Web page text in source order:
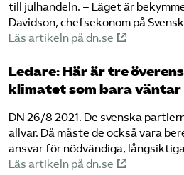
till julhandeln. – Läget är
Davidson, chefsekonom på
Läs artikeln på dn.se
Ledare: Här är tre
klimatet som bara
DN 26/8 2021. De svenska
allvar. Då måste de också vara
ansvar för nödvändiga,
Läs artikeln på dn.se